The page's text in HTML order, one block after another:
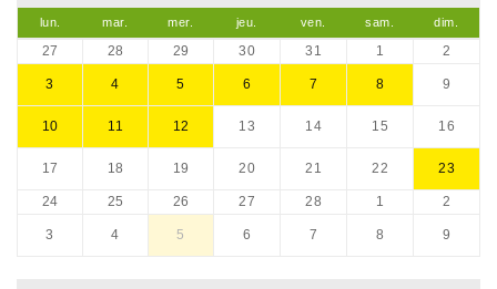
lun. mar. mer. jeu. ven. sam. dim.
27 28 29 30 31 1 2
3 4 5 6 7 8 9
10 11 12 13 14 15 16
17 18 19 20 21 22 23
24 25 26 27 28 1 2
3 4 5 6 7 8 9